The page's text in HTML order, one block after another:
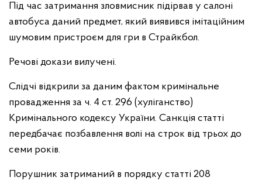
Під час затримання зловмисник підірвав у салоні
автобуса даний предмет, який виявився імітаційним
шумовим пристроєм для гри в Страйкбол.
Речові докази вилучені.
Слідчі відкрили за даним фактом кримінальне
провадження за ч. 4 ст. 296 (хуліганство)
Кримінального кодексу України. Санкція статті
передбачає позбавлення волі на строк від трьох до
семи років.
Порушник затриманий в порядку статті 208